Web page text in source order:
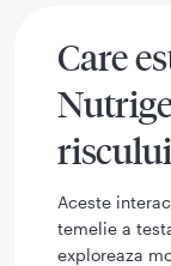
Care
Aceste
temelie a
exploreaza